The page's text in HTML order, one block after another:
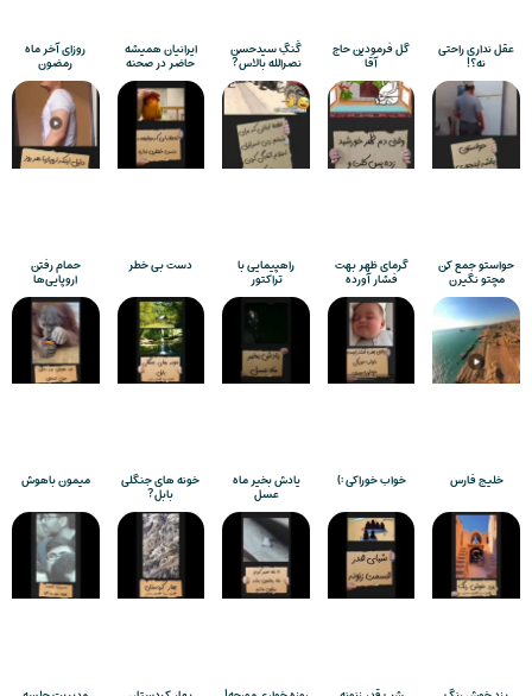
عقل نداری راحتی
نه؟!
گل فرمودین حاج
آقا
گَنگِ سیدحسن
نصرالله بالاس?
ایرانیان همیشه
حاضر در صحنه
روزای آخر ماه
رمضون
حواستو جمع کن
مچتو نگیرن
گرمای ظهر بهت
فشار آورده
راهپیمایی با
تراکتور
دست بی خطر حمام رفتن
اروپایی‌ها
خلیج فارس خواب خوراکی :) یادش بخیر ماه
عسل
خونه های جنگلی
بابل?
میمون باهوش